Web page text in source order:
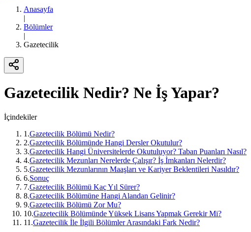
Anasayfa
|
Bölümler
|
Gazetecilik
Gazetecilik Nedir? Ne İş Yapar?
İçindekiler
1 .Gazetecilik Bölümü Nedir?
2.Gazetecilik Bölümünde Hangi Dersler Okutulur?
3.Gazetecilik Hangi Üniversitelerde Okutuluyor? Taban Puanları Nasıl?
4.Gazetecilik Mezunları Nerelerde Çalışır? İş İmkanları Nelerdir?
5.Gazetecilik Mezunlarının Maaşları ve Kariyer Beklentileri Nasıldır?
6.Sonuç
7.Gazetecilik Bölümü Kaç Yıl Sürer?
8.Gazetecilik Bölümüne Hangi Alandan Gelinir?
9.Gazetecilik Bölümü Zor Mu?
10.Gazetecilik Bölümünde Yüksek Lisans Yapmak Gerekir Mi?
11 .Gazetecilik İle İlgili Bölümler Arasındaki Fark Nedir?